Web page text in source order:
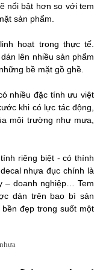
nổi bật hơn so với tem
sản phẩm.
hoạt trong thực tế.
lên nhiều sản phẩm
bề mặt gồ ghề.
nhiều đặc tính ưu việt
khi có lực tác động,
môi trường như mưa,
riêng biệt - có thính
nhựa đục chính là
– doanh nghiệp… Tem
dán trên bao bì sản
đẹp trong suốt một